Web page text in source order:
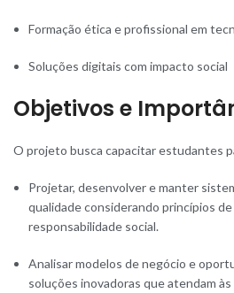
Formação ética e profissional em
Soluções digitais com impacto social
Objetivos e
O projeto busca capacitar estudantes
Projetar, desenvolver e manter
qualidade considerando princípios
responsabilidade social.
Analisar modelos de negócio e
soluções inovadoras que atendam